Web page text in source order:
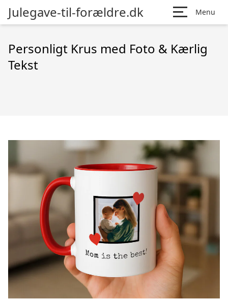
Julegave-til-forældre.dk Menu
Personligt Krus med Foto & Kærlig
Tekst